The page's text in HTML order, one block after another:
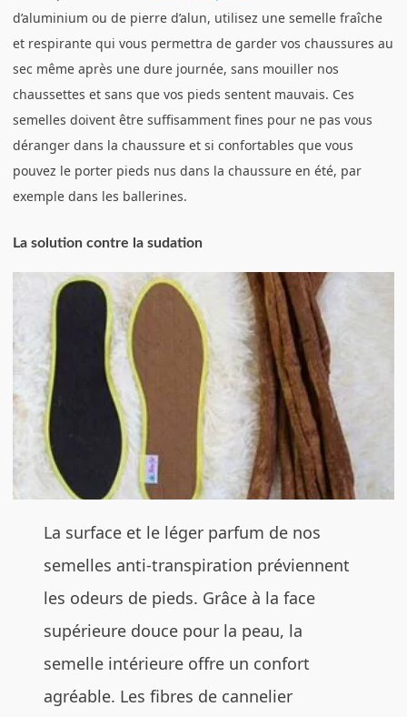
d’aluminium ou de pierre d’alun, utilisez une semelle fraîche
et respirante qui vous permettra de garder vos chaussures au
sec même après une dure journée, sans mouiller nos
chaussettes et sans que vos pieds sentent mauvais. Ces
semelles doivent être suffisamment fines pour ne pas vous
déranger dans la chaussure et si confortables que vous
pouvez le porter pieds nus dans la chaussure en été, par
exemple dans les ballerines.
La solution contre la sudation
La surface et le léger parfum de nos
semelles anti-transpiration préviennent
les odeurs de pieds. Grâce à la face
supérieure douce pour la peau, la
semelle intérieure offre un confort
agréable. Les fibres de cannelier